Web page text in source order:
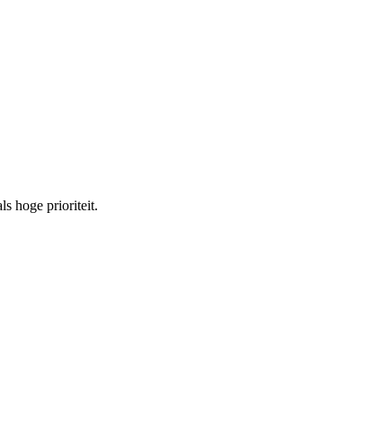
hoge prioriteit.